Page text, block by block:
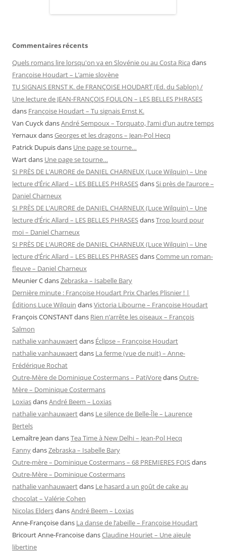
Commentaires récents
Quels romans lire lorsqu'on va en Slovénie ou au Costa Rica dans
Françoise Houdart – L’amie slovène
TU SIGNAIS ERNST K. de FRANÇOISE HOUDART (Ed. du Sablon) /
Une lecture de JEAN-FRANÇOIS FOULON – LES BELLES PHRASES
dans Françoise Houdart – Tu signais Ernst K.
Van CuyckdansAndré Sempoux – Torquato, l’ami d’un autre temps
YernauxdansGeorges et les dragons – Jean-Pol Hecq
Patrick Dupuisdans Une page se tourne…
Wartdans Une page se tourne…
SI PRÈS DE L’AURORE de DANIEL CHARNEUX (Luce Wilquin) – Une
lecture d’Éric Allard – LES BELLES PHRASESdansSi près de l’aurore –
Daniel Charneux
SI PRÈS DE L’AURORE de DANIEL CHARNEUX (Luce Wilquin) – Une
lecture d’Éric Allard – LES BELLES PHRASESdansTrop lourd pour
moi – Daniel Charneux
SI PRÈS DE L’AURORE de DANIEL CHARNEUX (Luce Wilquin) – Une
lecture d’Éric Allard – LES BELLES PHRASESdansComme un roman-
fleuve – Daniel Charneux
Meunier CdansZebraska – Isabelle Bary
Dernière minute : Françoise Houdart Prix Charles Plisnier ! |
Éditions Luce Wilquin dansVictoria Libourne – Françoise Houdart
François CONSTANTdans Rien n’arrête les oiseaux – François
Salmon
nathalie vanhauwaertdans Éclipse – Françoise Houdart
nathalie vanhauwaertdans La ferme (vue de nuit) – Anne-
Frédérique Rochat
Outre-Mère de Dominique Costermans – PatiVoredansOutre-
Mère – Dominique Costermans
LoxiasdansAndré Beem – Loxias
nathalie vanhauwaertdans Le silence de Belle-Île – Laurence
Bertels
Lemaître Jean dansTea Time à New Delhi – Jean-Pol Hecq
FannydansZebraska – Isabelle Bary
Outre-mère – Dominique Costermans – 68 PREMIERES FOISdans
Outre-Mère – Dominique Costermans
nathalie vanhauwaertdans Le hasard a un goût de cake au
chocolat – Valérie Cohen
Nicolas EldersdansAndré Beem – Loxias
Anne-Françoisedans La danse de l’abeille – Françoise Houdart
Bricourt Anne-FrancoisedansClaudine Houriet – Une aïeule
libertine